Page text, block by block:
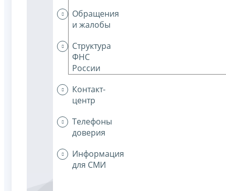
Обращения
и жалобы
Структура
ФНС
России
Контакт-
центр
Телефоны
доверия
Информация
для СМИ